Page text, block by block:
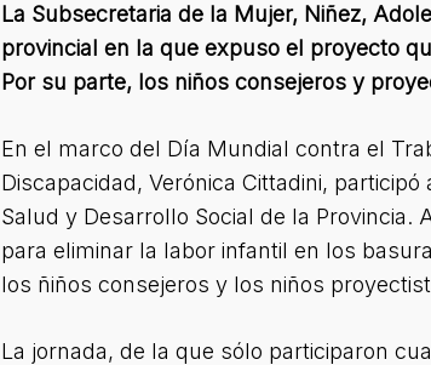
La Subsecretaria de la Mujer, Niñez,
provincial en la que expuso el proyecto
Por su parte, los niños consejeros y
En el marco del Día Mundial contra el
Discapacidad, Verónica Cittadini,
Salud y Desarrollo Social de la
para eliminar la labor infantil en los
los ñiños consejeros y los niños
La jornada, de la que sólo participaron